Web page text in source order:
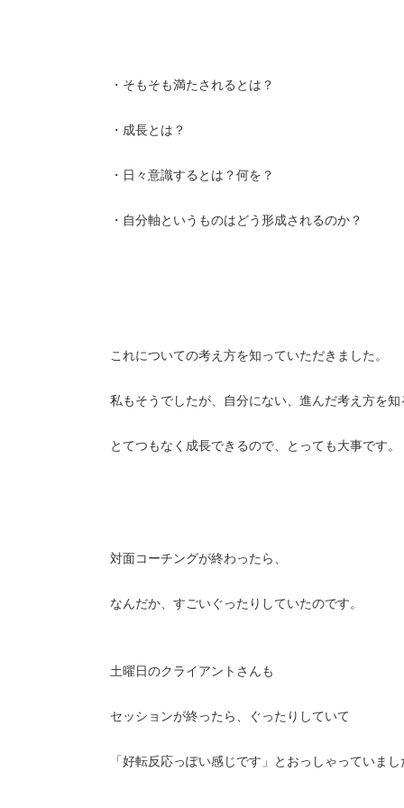
・そもそも満たされるとは？
・成長とは？
・日々意識するとは？何を？
・自分軸というものはどう形成されるのか？
これについての考え方を知っていただきました。
私もそうでしたが、自分にない、進んだ考え方を
とてつもなく成長できるので、とっても大事です。
対面コーチングが終わったら、
なんだか、すごいぐったりしていたのです。
土曜日のクライアントさんも
セッションが終ったら、ぐったりしていて
「好転反応っぽい感じです」とおっしゃっていま